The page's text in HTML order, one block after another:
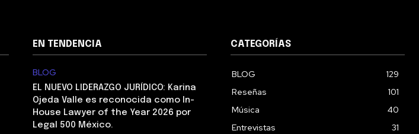
EN TENDENCIA
BLOG
EL NUEVO LIDERAZGO JURÍDICO: Karina
Ojeda Valle es reconocida como In-
House Lawyer of the Year 2026 por
Legal 500 México.
CATEGORÍAS
BLOG
129
Reseñas
101
Música
40
Entrevistas
31